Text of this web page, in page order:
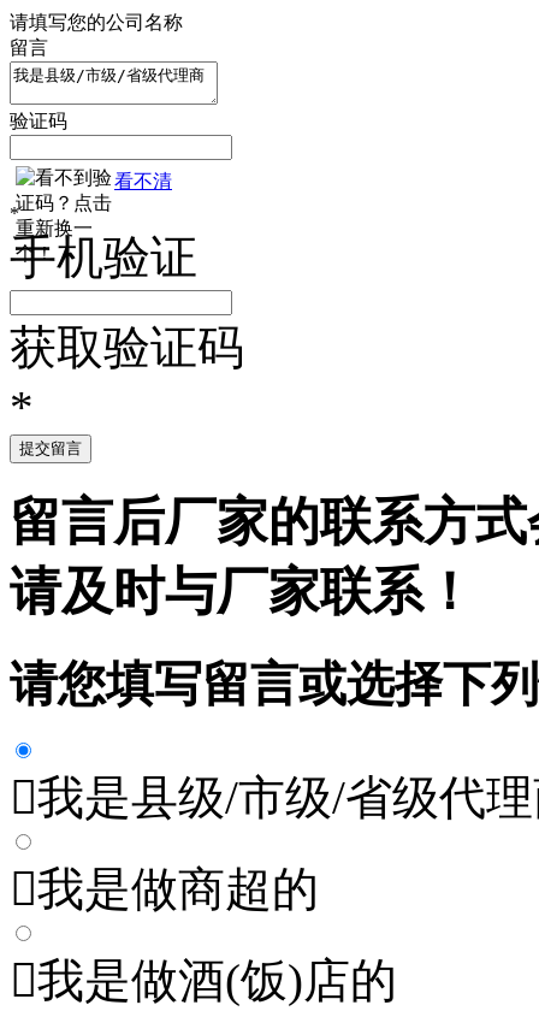
请填写您的公司名称
留言
验证码
看不清
*
手机验证
获取验证码
*
提交留言
留言后厂家的联系方
请及时与厂家联系！
请您填写留言或选择下
我是县级/市级/省级代
我是做商超的
我是做酒(饭)店的